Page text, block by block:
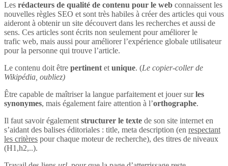
Les rédacteurs de qualité de contenu pour le web connaissent les
nouvelles règles SEO et sont très habiles à créer des articles qui vous
aideront à obtenir un site découvert dans les recherches et aussi de
sens. Ces articles sont écrits non seulement pour améliorer le
trafic web, mais aussi pour améliorer l’expérience globale utilisateur
pour la personne qui trouve l’article.
Le contenu doit être pertinent et unique. (Le copier-coller de
Wikipédia, oubliez)
Être capable de maîtriser la langue parfaitement et jouer surles
synonymes, mais également faire attention à l’orthographe.
Il faut savoir également structurer le texte de son site internet en
s’aidant des balises éditoriales : title, meta description (en respectant
les critères pour chaque moteur de recherche), des titres de niveaux
(H1,h2,..).